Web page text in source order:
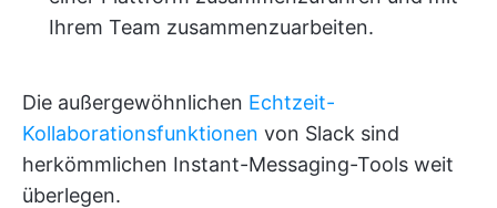
Ihrem Team zusammenzuarbeiten.
Die außergewöhnlichen Echtzeit-
Kollaborationsfunktionen von Slack sind
herkömmlichen Instant-Messaging-Tools weit
überlegen.